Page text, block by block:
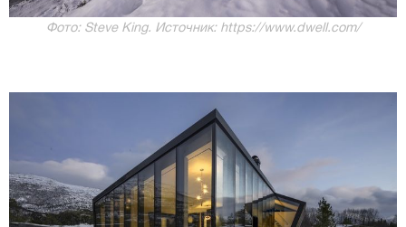
Фото: Steve King. Источник: https://www.dwell.com/